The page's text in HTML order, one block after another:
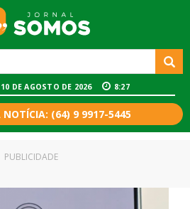
DE AGOSTO DE 2026 8:27
NOTÍCIA: (64) 9 9917-5445
PUBLICIDADE